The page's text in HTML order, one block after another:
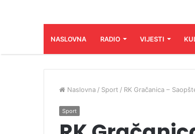
NASLOVNA RADIO VIJESTI
Naslovna / Sport / RK Gračanica –
Sport